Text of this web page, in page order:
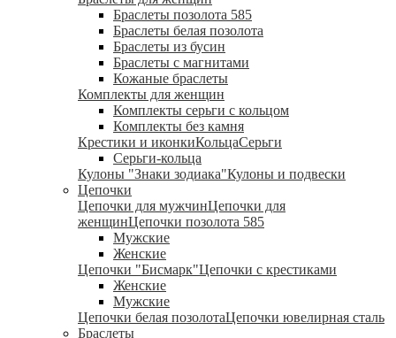
Браслеты позолота 585
Браслеты белая позолота
Браслеты из бусин
Браслеты с магнитами
Кожаные браслеты
Комплекты для женщин
Комплекты серьги с кольцом
Комплекты без камня
Крестики и иконкиКольцаСерьги
Серьги-кольца
Кулоны "Знаки зодиака"Кулоны и подвески
Цепочки
Цепочки для мужчинЦепочки для
женщинЦепочки позолота 585
Мужские
Женские
Цепочки "Бисмарк"Цепочки с крестиками
Женские
Мужские
Цепочки белая позолотаЦепочки ювелирная сталь
Браслеты